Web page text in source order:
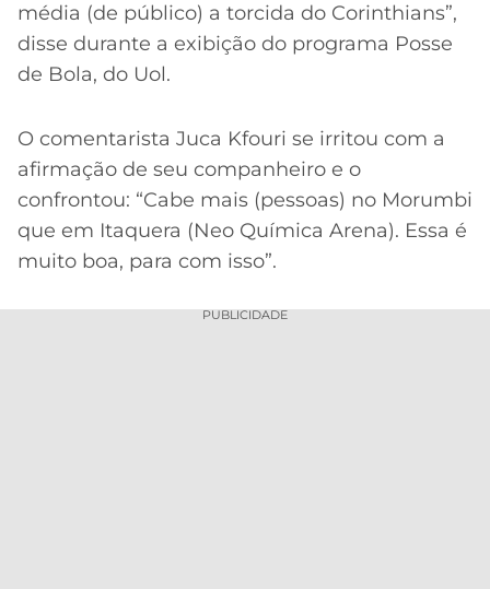
média (de público) a torcida do Corinthians”,
disse durante a exibição do programa Posse
de Bola, do Uol.
O comentarista Juca Kfouri se irritou com a
afirmação de seu companheiro e o
confrontou: “Cabe mais (pessoas) no Morumbi
que em Itaquera (Neo Química Arena). Essa é
muito boa, para com isso”.
PUBLICIDADE